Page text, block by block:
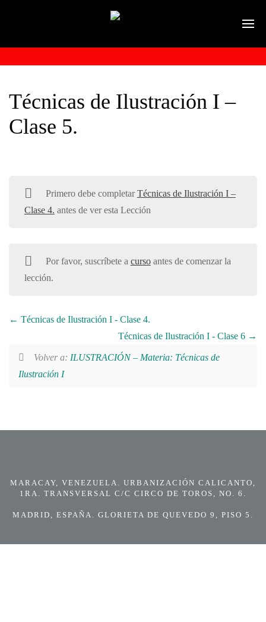
Técnicas de Ilustración I –
Clase 5.
Primero debe completarTécnicas de Ilustración I –
Clase 4. antes de ver esta Lección
Por favor, suscríbete a cursoantes de comenzar la
lección.
Técnicas de Ilustración I - Clase 4.
Técnicas de Ilustración I - Clase 6
Volver a: ILUSTRACIÓN – Materia: Técnicas de
Ilustración I
MARACAY, VENEZUELA. URBANIZACIÓN CALICANTO,
1RA. TRANSVERSAL C/C CIRCO DE TOROS, NO. 6.
MADRID, ESPAÑA. GLORIETA DE QUEVEDO 9, PISO 5.